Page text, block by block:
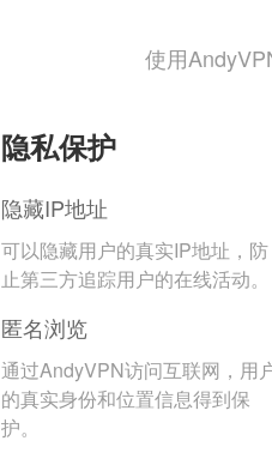
使用
隐私保护
隐藏IP地址
可以隐藏用户的真实IP地址，防
止第三方追踪用户的在线活动。
匿名浏览
通过AndyVPN访问互联网，用
的真实身份和位置信息得到保
护。